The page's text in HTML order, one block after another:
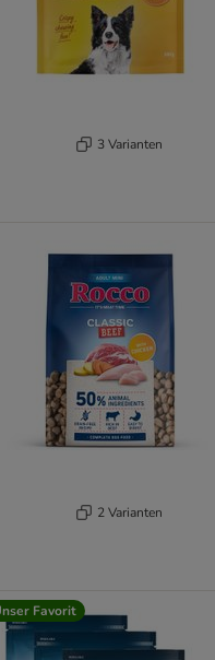
3 Varianten
2 Varianten
Favorit